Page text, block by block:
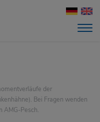
der
Bei Fragen wenden
AMG-Pesch.